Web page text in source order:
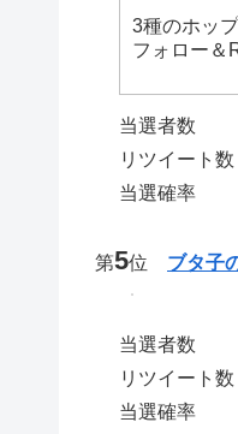
3種のホッ
フォロー＆
当選者数
リツイート数
当選確率
第5位 ブタ子
当選者数
リツイート数
当選確率